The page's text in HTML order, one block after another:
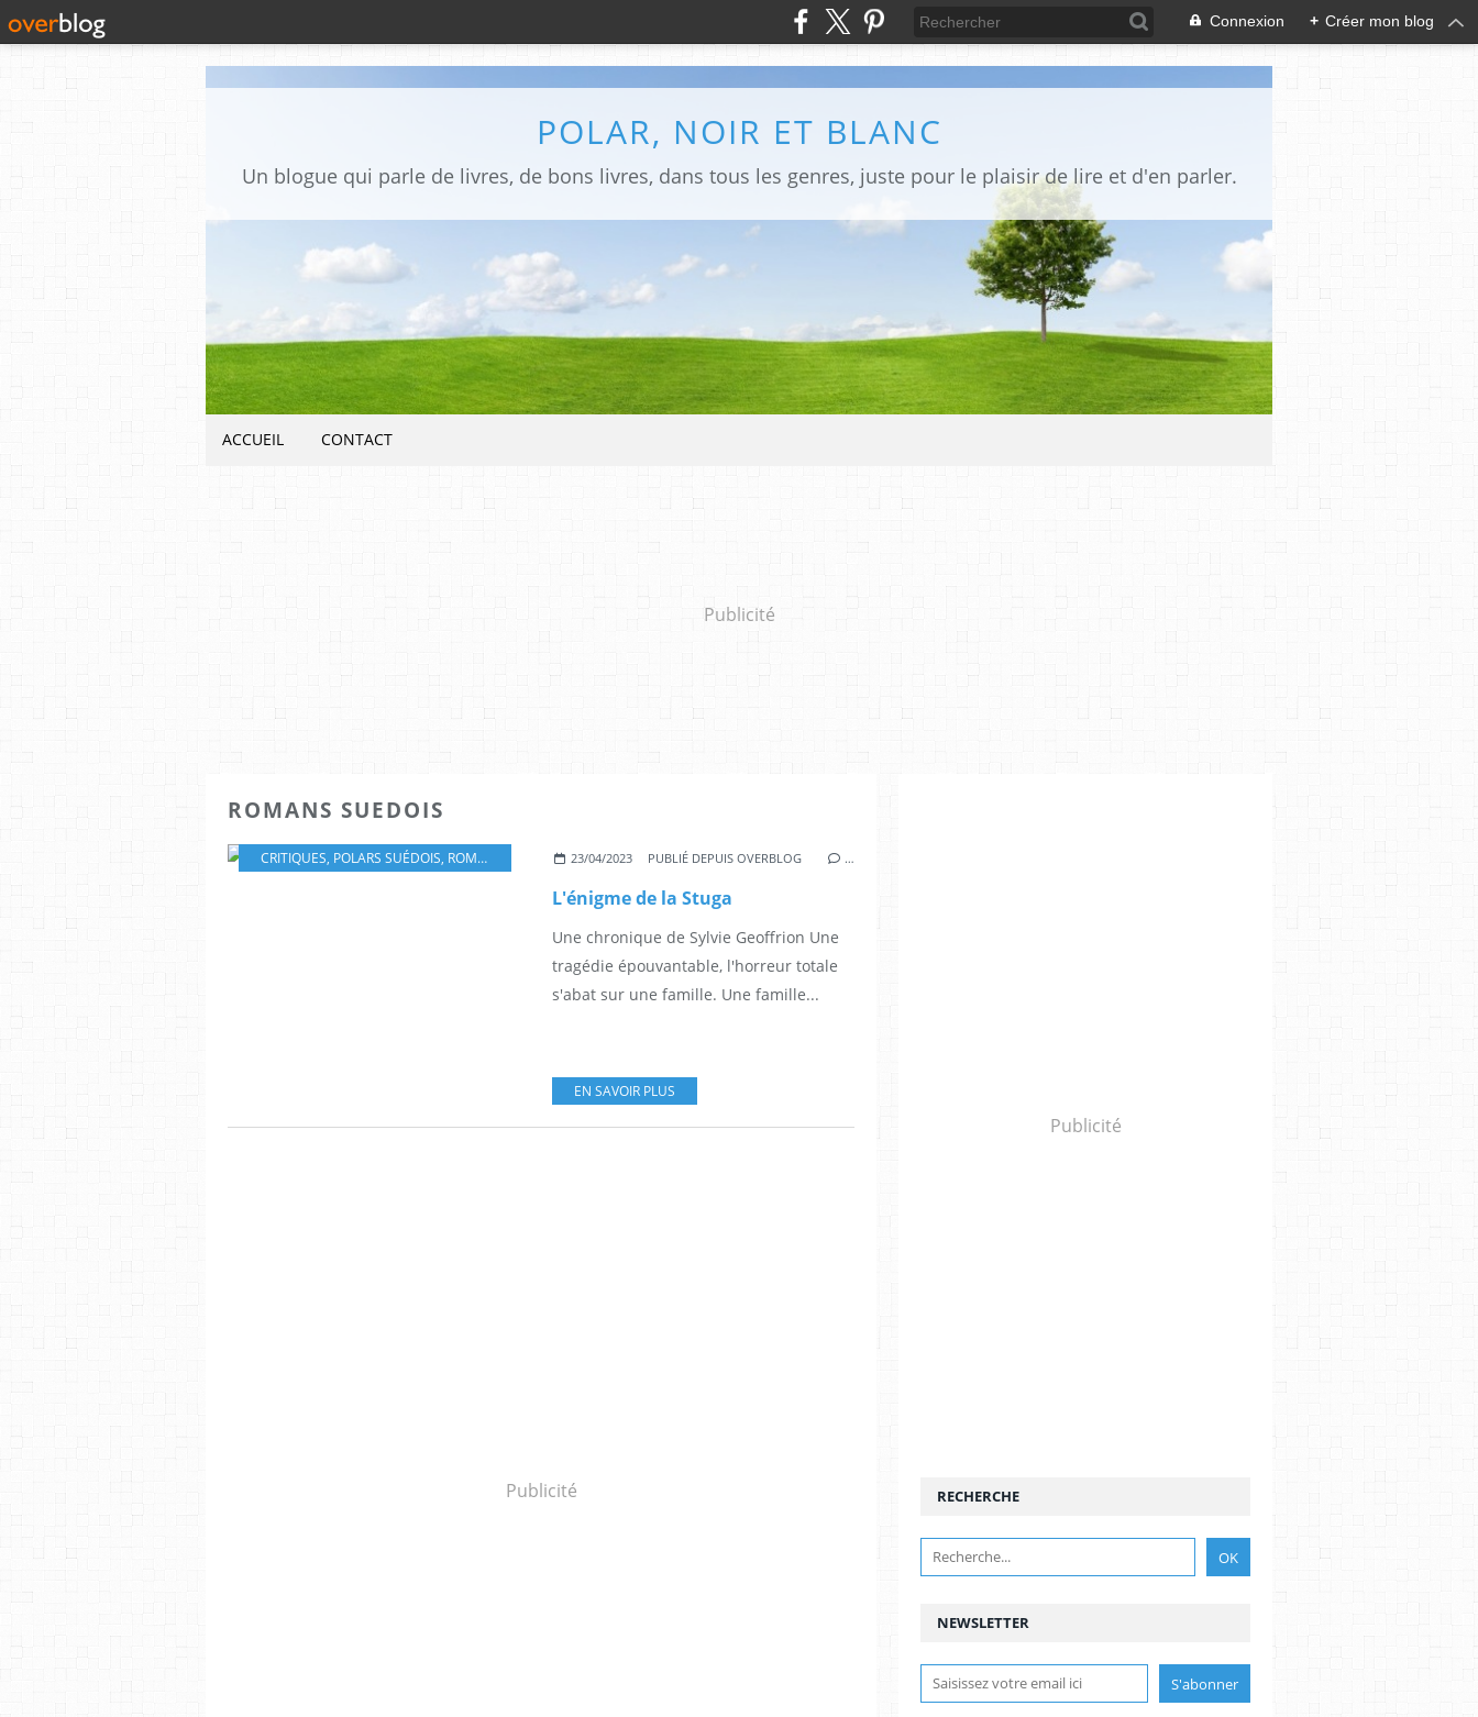
Connexion + Créer mon blog
POLAR, NOIR ET BLANC
Un blogue qui parle de livres, de bons livres, dans tous les genres, juste pour le plaisir de lire et d'en parler.
ACCUEIL CONTACT
Publicité
ROMANS SUEDOIS
CRITIQUES, POLARS SUÉDOIS, ROMAN SCANDINAVE ,ROMANS SUÉDOIS
23/04/2023 PUBLIÉ DEPUIS OVERBLOG …
L'énigme de la Stuga
Une chronique de Sylvie Geoffrion Une
tragédie épouvantable, l'horreur totale
s'abat sur une famille. Une famille...
EN SAVOIR PLUS
Publicité
Publicité
NEWSLETTER
RECHERCHE